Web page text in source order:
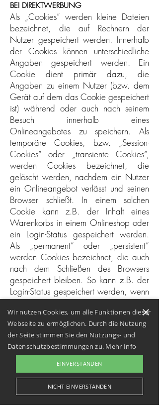
BEI DIREKTWERBUNG
Als „Cookies“ werden kleine Dateien
bezeichnet, die auf Rechnern der
Nutzer gespeichert werden. Innerhalb
der Cookies können unterschiedliche
Angaben gespeichert werden. Ein
Cookie dient primär dazu, die
Angaben zu einem Nutzer (bzw. dem
Gerät auf dem das Cookie gespeichert
ist) während oder auch nach seinem
Besuch innerhalb eines
Onlineangebotes zu speichern. Als
temporäre Cookies, bzw. „Session-
Cookies“ oder „transiente Cookies“,
werden Cookies bezeichnet, die
gelöscht werden, nachdem ein Nutzer
ein Onlineangebot verlässt und seinen
Browser schließt. In einem solchen
Cookie kann z.B. der Inhalt eines
Warenkorbs in einem Onlineshop oder
ein Login-Status gespeichert werden.
Als „permanent“ oder „persistent“
werden Cookies bezeichnet, die auch
nach dem Schließen des Browsers
gespeichert bleiben. So kann z.B. der
Login-Status gespeichert werden, wenn
die Nutzer diese nach mehreren Tagen
aufsuchen. Ebenso können in einem
solchen Cookie die Interessen der
Nutzer gespeichert werden, die für
Reichweitenmessung oder
Marketingzwecke verwendet werden.
Als „Third-Party-Cookie“ werden
Cookies bezeichnet, die von anderen
Anbietern als dem Verantwortlichen,
der das Onlineangebot betreibt,
Wir nutzen Cookies, um alle Funktionen dieser
Webseite zu ermöglichen. Durch die Nutzung
der Seite stimmen Sie den Nutzungs- und
Datenschutzbestimmungen zu. Mehr Info
EINVERSTANDEN
NICHT EINVERSTANDEN
×